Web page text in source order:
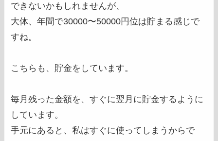
できないかもしれませんが、
大体、年間で30000〜50000円位は貯まる感じで
すね。
こちらも、貯金をしています。
毎月残った金額を、すぐに翌月に貯金するように
しています。
手元にあると、私はすぐに使ってしまうからで